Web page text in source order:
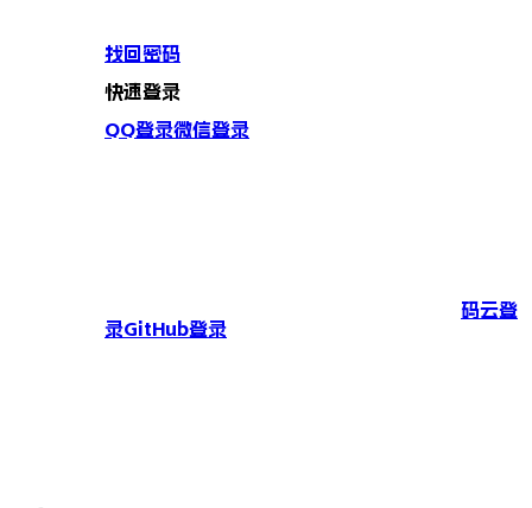
找回密码
快速登录
QQ登录微信登录
码云登
录GitHub登录